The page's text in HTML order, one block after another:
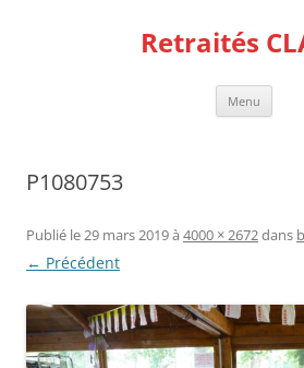
Retraités
Menu
P1080753
Publié le29 mars 2019à 4000 × 2672dans
← Précédent